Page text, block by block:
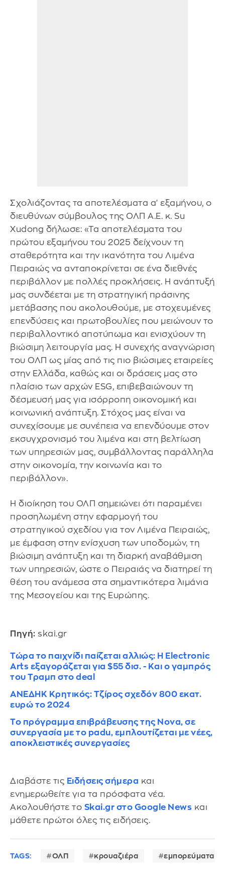
Σχολιάζοντας τα αποτελέσματα α' εξαμήνου, ο
διευθύνων σύμβουλος της ΟΛΠ Α.Ε. κ. Su
Xudong δήλωσε: «Τα αποτελέσματα του
πρώτου εξαμήνου του 2025 δείχνουν τη
σταθερότητα και την ικανότητα του Λιμένα
Πειραιώς να ανταποκρίνεται σε ένα διεθνές
περιβάλλον με πολλές προκλήσεις. Η ανάπτυξή
μας συνδέεται με τη στρατηγική πράσινης
μετάβασης που ακολουθούμε, με στοχευμένες
επενδύσεις και πρωτοβουλίες που μειώνουν το
περιβαλλοντικό αποτύπωμα και ενισχύουν τη
βιώσιμη λειτουργία μας. Η συνεχής αναγνώριση
του ΟΛΠ ως μίας από τις πιο βιώσιμες εταιρείες
στην Ελλάδα, καθώς και οι δράσεις μας στο
πλαίσιο των αρχών ESG, επιβεβαιώνουν τη
δέσμευσή μας για ισόρροπη οικονομική και
κοινωνική ανάπτυξη. Στόχος μας είναι να
συνεχίσουμε με συνέπεια να επενδύουμε στον
εκσυγχρονισμό του λιμένα και στη βελτίωση
των υπηρεσιών μας, συμβάλλοντας παράλληλα
στην οικονομία, την κοινωνία και το
περιβάλλον».
Η διοίκηση του ΟΛΠ σημειώνει ότι παραμένει
προσηλωμένη στην εφαρμογή του
στρατηγικού σχεδίου για τον Λιμένα Πειραιώς,
με έμφαση στην ενίσχυση των υποδομών, τη
βιώσιμη ανάπτυξη και τη διαρκή αναβάθμιση
των υπηρεσιών, ώστε ο Πειραιάς να διατηρεί τη
θέση του ανάμεσα στα σημαντικότερα λιμάνια
της Μεσογείου και της Ευρώπης.
Πηγή: skai.gr
Τώρα το παιχνίδι παίζεται αλλιώς: H Electronic
Arts εξαγοράζεται για $55 δισ. - Και ο γαμπρός
του Τραμπ στο deal
ΑΝΕΔΗΚ Κρητικός: Τζίρος σχεδόν 800 εκατ.
ευρώ το 2024
Το πρόγραμμα επιβράβευσης της Nova, σε
συνεργασία με το padu, εμπλουτίζεται με νέες,
αποκλειστικές συνεργασίες
Διαβάστε τις Ειδήσεις σήμερα και
ενημερωθείτε για τα πρόσφατα νέα.
Ακολουθήστε το Skai.gr στο Google News και
μάθετε πρώτοι όλες τις ειδήσεις.
TAGS: ΟΛΠ κρουαζιέρα εμπορεύματα